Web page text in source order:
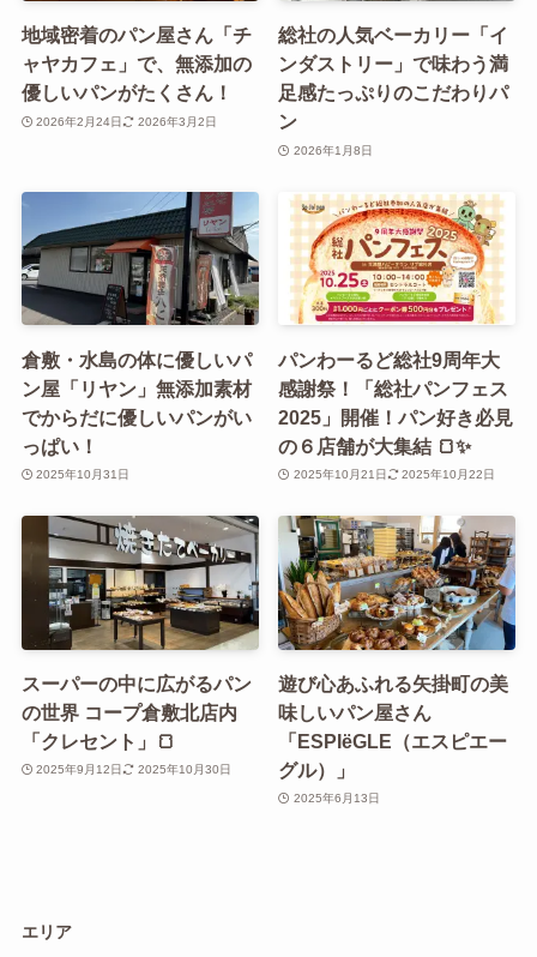
地域密着のパン屋さん「チ
ャヤカフェ」で、無添加の
優しいパンがたくさん！
2026年2月24日 2026年3月2日
総社の人気ベーカリー「イ
ンダストリー」で味わう満
足感たっぷりのこだわりパ
ン
2026年1月8日
倉敷・水島の体に優しいパ
ン屋「リヤン」無添加素材
でからだに優しいパンがい
っぱい！
2025年10月31日
パンわーるど総社9周年大
感謝祭！「総社パンフェス
2025」開催！パン好き必見
の６店舗が大集結 🍞✨
2025年10月21日 2025年10月22日
スーパーの中に広がるパン
の世界 コープ倉敷北店内
「クレセント」🍞
2025年9月12日 2025年10月30日
遊び心あふれる矢掛町の美
味しいパン屋さん
「ESPIëGLE（エスピエー
グル）」
2025年6月13日
エリア